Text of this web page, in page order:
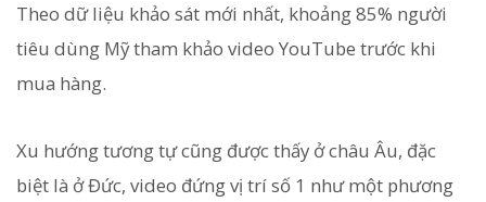
Theo dữ liệu khảo sát mới nhất, khoảng 85% người
tiêu dùng Mỹ tham khảo video YouTube trước khi
mua hàng.
Xu hướng tương tự cũng được thấy ở châu Âu, đặc
biệt là ở Đức, video đứng vị trí số 1 như một phương